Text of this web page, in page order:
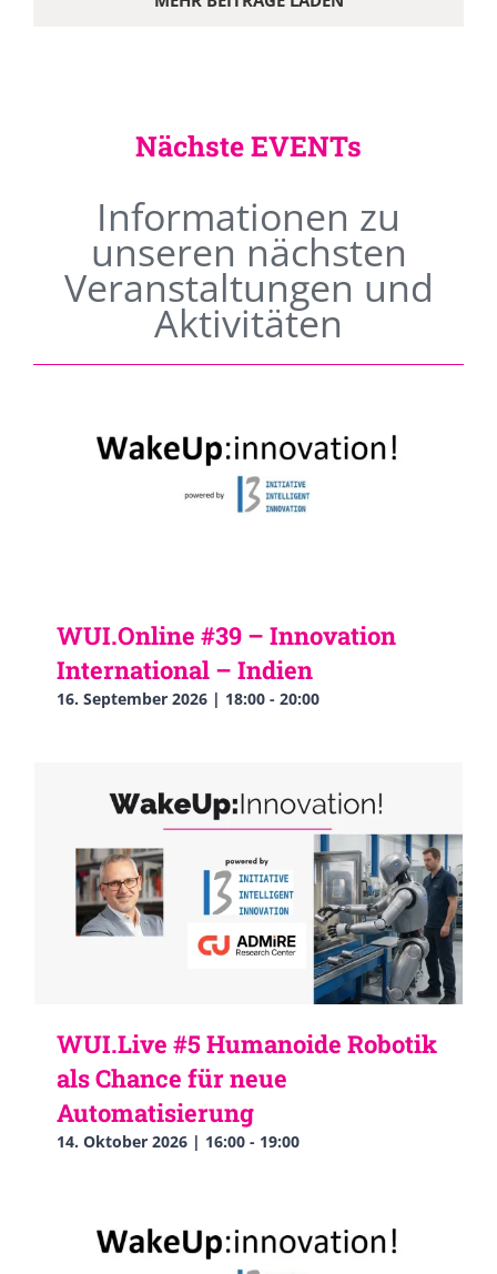
Nächste EVENTs
Informationen zu
unseren nächsten
Veranstaltungen und
Aktivitäten
WUI.Online #39 – Innovation
International – Indien
16. September 2026 | 18:00 - 20:00
WUI.Live #5 Humanoide Robotik
als Chance für neue
Automatisierung
14. Oktober 2026 | 16:00 - 19:00